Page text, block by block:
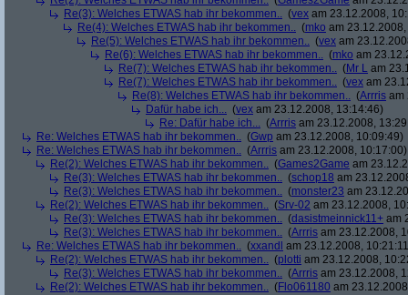
Re(3): Welches ETWAS hab ihr bekommen.. (vex am 23.12.2008,
Re(4): Welches ETWAS hab ihr bekommen.. (mko am
Re(5): Welches ETWAS hab ihr bekommen.. (vex am
Re(6): Welches ETWAS hab ihr bekommen.. (mko am
Re(7): Welches ETWAS hab ihr bekommen.. (Mr L am
Re(7): Welches ETWAS hab ihr bekommen.. (vex am
Re(8): Welches ETWAS hab ihr bekommen.. (Arrris am
Dafür habe ich... (vex am 23.12.2008, 13:14:46)
Re: Dafür habe ich... (Arrris am 23.12.2008,
Re: Welches ETWAS hab ihr bekommen.. (Gwp am 23.12.2008, 10:09:49)
Re: Welches ETWAS hab ihr bekommen.. (Arrris am 23.12.2008, 10:17:00)
Re(2): Welches ETWAS hab ihr bekommen.. (Games2Game am
Re(3): Welches ETWAS hab ihr bekommen.. (schop18 am
Re(3): Welches ETWAS hab ihr bekommen.. (monster23 am
Re(2): Welches ETWAS hab ihr bekommen.. (Srv-02 am 23.12.2008,
Re(3): Welches ETWAS hab ihr bekommen.. (dasistmeinnick11+ am
Re(3): Welches ETWAS hab ihr bekommen.. (Arrris am 23.12.2008,
Re: Welches ETWAS hab ihr bekommen.. (xxandl am 23.12.2008,
Re(2): Welches ETWAS hab ihr bekommen.. (plotti am 23.12.2008,
Re(3): Welches ETWAS hab ihr bekommen.. (Arrris am 23.12.2008,
Re(2): Welches ETWAS hab ihr bekommen.. (Flo061180 am